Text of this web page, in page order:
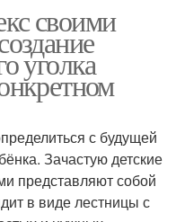
своими
уголка
с будущей
Зачастую детские
представляют собой
в виде лестницы с